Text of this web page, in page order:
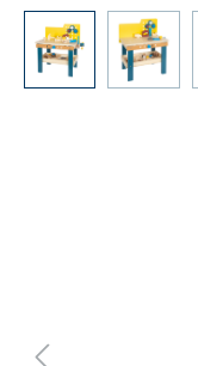
Ignorer la galerie d'images